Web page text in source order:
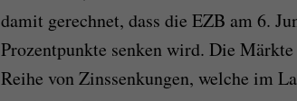
damit gerechnet, dass die EZB am 6.
Prozentpunkte senken wird. Die
Reihe von Zinssenkungen, welche im